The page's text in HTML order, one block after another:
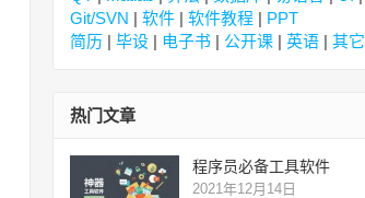
Git/SVN | 软件 | 软件教程 | PPT
简历 | 毕设 | 电子书 | 公开课 | 英语 | 其它
热门文章
程序员必备工具软件
2021年12月14日